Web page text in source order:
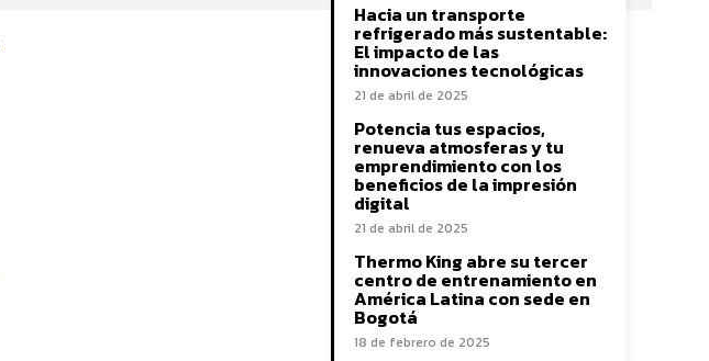
Hacia un transporte
refrigerado más sustentable:
El impacto de las
innovaciones tecnológicas
21 de abril de 2025
Potencia tus espacios,
renueva atmosferas y tu
emprendimiento con los
beneficios de la impresión
digital
21 de abril de 2025
Thermo King abre su tercer
centro de entrenamiento en
América Latina con sede en
Bogotá
18 de febrero de 2025